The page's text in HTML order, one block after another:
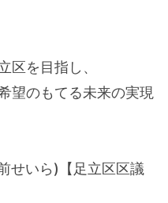
区を目指し、
望のもてる未来の実現
せいら)【足立区区議